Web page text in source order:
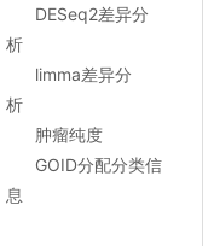
DESeq2差异分
析
limma差异分
析
肿瘤纯度
GOID分配分类信
息